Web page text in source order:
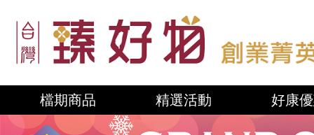
檔期商品 精選活動 好康